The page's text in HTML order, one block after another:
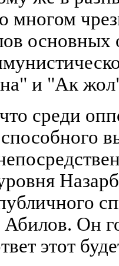
многом
и "Ак
среди
Абилов. Он
этот